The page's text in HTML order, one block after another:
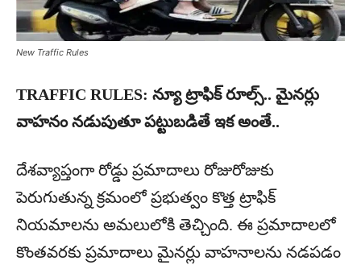
New Traffic Rules
TRAFFIC RULES: న్యూ ట్రాఫిక్ రూల్స్.. మైనర్లు
వాహనం నడుపుతూ పట్టుబడితే ఇక అంతే..
దేశవ్యాప్తంగా రోడ్డు ప్రమాదాలు రోజురోజుకు
పెరుగుతున్న క్రమంలో ప్రభుత్వం కొత్త ట్రాఫిక్
నియమాలను అమలులోకి తెచ్చింది. ఈ ప్రమాదాలలో
కొంతవరకు ప్రమాదాలు మైనర్లు వాహనాలను నడపడం